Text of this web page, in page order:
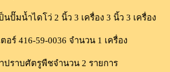
มน้ำไดโว่ 2 นิ้ว 3 เครื่อง 3 นิ้ว 3 เครื่อง
ร์ 416-59-0036 จำนวน 1 เครื่อง
ปราบศัตรูพืชจำนวน 2 รายการ